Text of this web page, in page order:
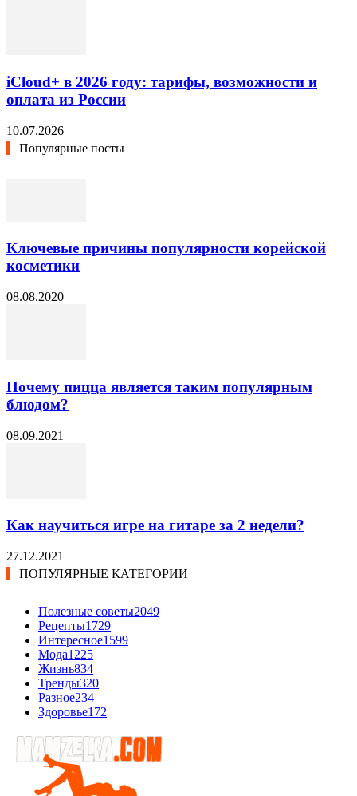
iCloud+ в 2026 году: тарифы, возможности и
оплата из России
10.07.2026
Популярные посты
Ключевые причины популярности корейской
косметики
08.08.2020
Почему пицца является таким популярным
блюдом?
08.09.2021
Как научиться игре на гитаре за 2 недели?
27.12.2021
ПОПУЛЯРНЫЕ КАТЕГОРИИ
Полезные советы2049
Рецепты1729
Интересное1599
Мода1225
Жизнь834
Тренды320
Разное234
Здоровье172